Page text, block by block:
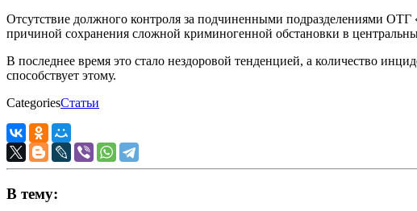
Отсутствие должного контроля за подчиненными подразделениями
причиной сохранения сложной криминогенной обстановки в
В последнее время это стало нездоровой тенденцией, а количество
способствует этому.
CategoriesСтатьи
В тему: